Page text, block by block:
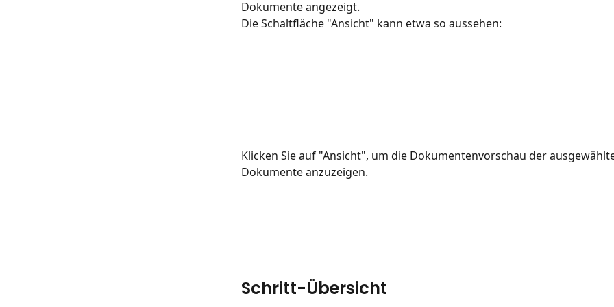
Dokumente angezeigt.
Die Schaltfläche "Ansicht" kann etwa so aussehen:
Klicken Sie auf "Ansicht", um die Dokumentenvorschau der
Dokumente anzuzeigen.
Schritt-Übersicht